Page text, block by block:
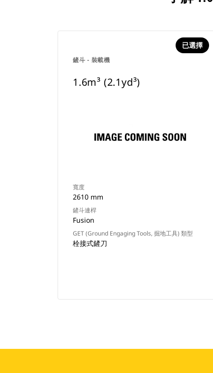
鏟斗 - 裝載機
已選擇
1.6m³ (2.1yd³)
寬度
2610 mm
鏟斗連桿
Fusion
GET (Ground Engaging Tools, 掘地工具) 類型
栓接式鏟刀